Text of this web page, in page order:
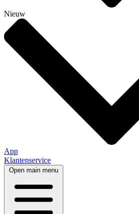
Nieuw
App
Klantenservice
Open main menu